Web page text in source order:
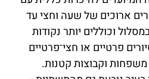
ארוכים של שעה וחצי עד
וכוללים יותר נקודות
פרטיים או חצי־פרטיים
משפחות וקבוצות קטנות.